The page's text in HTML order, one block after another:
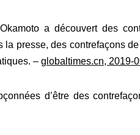
a découvert des
presse, des contrefaçons
–globaltimes.cn, 2019-
d’être des